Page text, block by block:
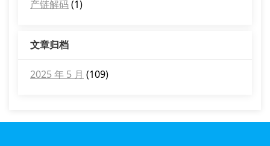
产链解码 (1)
文章归档
2025 年 5 月 (109)